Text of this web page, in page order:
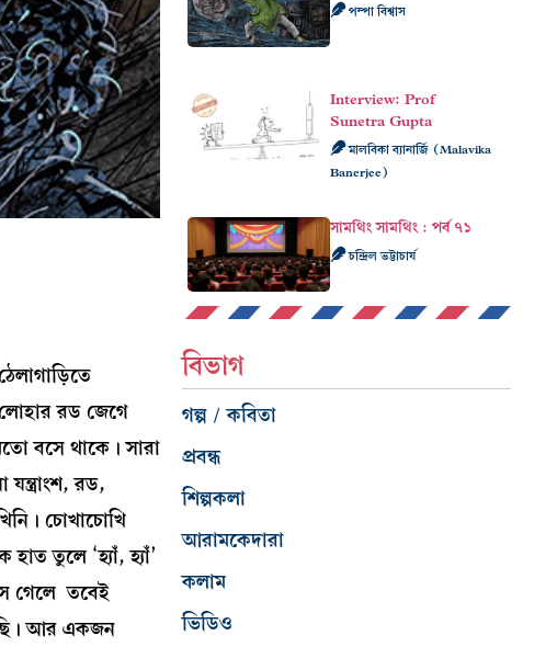
রড জেগে
বসে থাকে। সারা
রড,
চোখাচোখি
তুলে ‘হ্যাঁ, হ্যাঁ’
গেলে তবেই
আর একজন
পম্পা বিশ্বাস
Interview: Prof
Sunetra Gupta
মালবিকা ব্যানার্জি (Malavika
Banerjee)
সামথিং সামথিং : পর্ব ৭১
চন্দ্রিল ভট্টাচার্য
বিভাগ
গল্প / কবিতা
প্রবন্ধ
শিল্পকলা
আরামকেদারা
কলাম
ভিডিও